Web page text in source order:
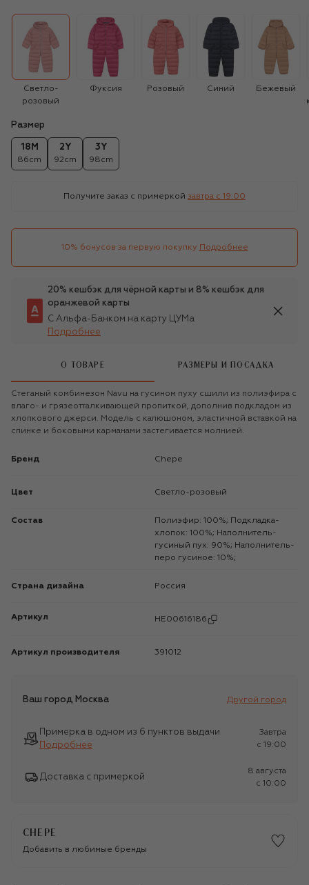
Светло-
розовый
Фуксия Розовый Синий Бежевый
Размер
18M
86cm
2Y
92cm
3Y
98cm
Получите заказ с примеркой завтра c 19:00
10% бонусов за первую покупку Подробнее
20% кешбэк для чёрной карты и 8% кешбэк для
оранжевой карты
С Альфа-Банком на карту ЦУМа
Подробнее
О ТОВАРЕ РАЗМЕРЫ И ПОСАДКА
Стеганый комбинезон Navu на гусином пуху сшили из полиэфира с
влаго- и грязеотталкивающей пропиткой, дополнив подкладом из
хлопкового джерси. Модель с капюшоном, эластичной вставкой на
спинке и боковыми карманами застегивается молнией.
Бренд Chepe
Цвет Светло-розовый
Состав
Полиэфир: 100%; Подкладка-
хлопок: 100%; Наполнитель-
гусиный пух: 90%; Наполнитель-
перо гусиное: 10%;
Страна дизайна Россия
Артикул HE00616186
Артикул производителя 391012
Ваш город Москва Другой город
Примерка в одном из 6 пунктов выдачи
Подробнее
Завтра
c 19:00
Доставка с примеркой
8 августа
c 10:00
CHEPE
Добавить в любимые бренды